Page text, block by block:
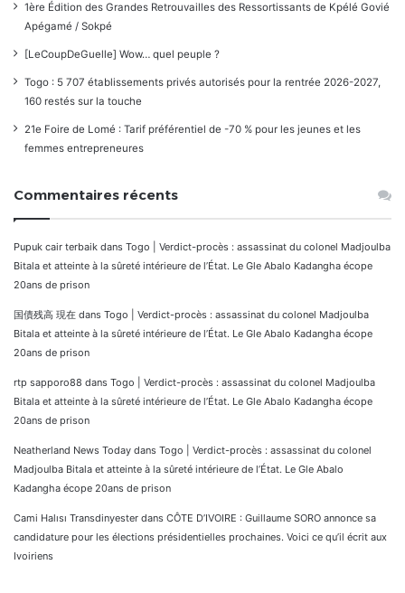
1ère Édition des Grandes Retrouvailles des Ressortissants de Kpélé Govié
Apégamé / Sokpé
[LeCoupDeGuelle] Wow… quel peuple ?
Togo : 5 707 établissements privés autorisés pour la rentrée 2026-2027,
160 restés sur la touche
21e Foire de Lomé : Tarif préférentiel de -70 % pour les jeunes et les
femmes entrepreneures
Commentaires récents
Pupuk cair terbaik dans Togo | Verdict-procès : assassinat du colonel Madjoulba
Bitala et atteinte à la sûreté intérieure de l’État. Le Gle Abalo Kadangha écope
20ans de prison
国債残高 現在 dans Togo | Verdict-procès : assassinat du colonel Madjoulba
Bitala et atteinte à la sûreté intérieure de l’État. Le Gle Abalo Kadangha écope
20ans de prison
rtp sapporo88 dans Togo | Verdict-procès : assassinat du colonel Madjoulba
Bitala et atteinte à la sûreté intérieure de l’État. Le Gle Abalo Kadangha écope
20ans de prison
Neatherland News Today dans Togo | Verdict-procès : assassinat du colonel
Madjoulba Bitala et atteinte à la sûreté intérieure de l’État. Le Gle Abalo
Kadangha écope 20ans de prison
Cami Halısı Transdinyester dans CÔTE D’IVOIRE : Guillaume SORO annonce sa
candidature pour les élections présidentielles prochaines. Voici ce qu’il écrit aux
Ivoiriens